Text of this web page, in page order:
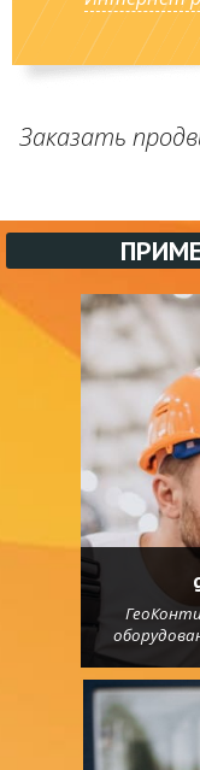
Заказать